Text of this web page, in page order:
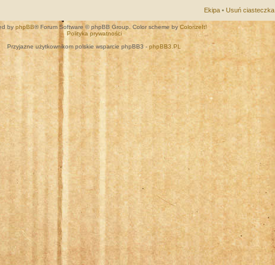
Ekipa • Usuń ciasteczka
by phpBB® Forum Software © phpBB Group. Color scheme by ColorizeIt!
Polityka prywatności
Przyjazne użytkownikom polskie wsparcie phpBB3 - phpBB3.PL